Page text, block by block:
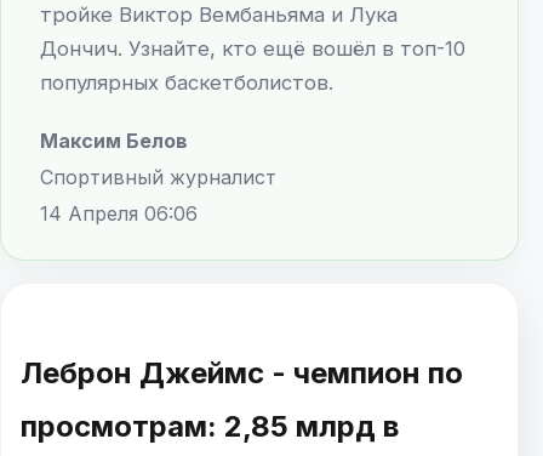
тройке Виктор Вембаньяма и Лука
Дончич. Узнайте, кто ещё вошёл в топ-10
популярных баскетболистов.
Максим Белов
Спортивный журналист
14 Апреля 06:06
Леброн Джеймс - чемпион по
просмотрам: 2,85 млрд в